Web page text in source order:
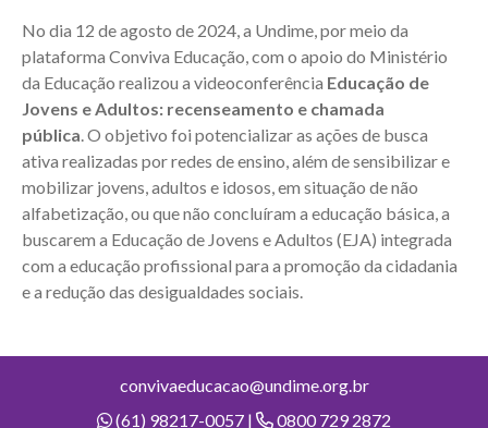
No dia 12 de agosto de 2024, a Undime, por meio da
plataforma Conviva Educação, com o apoio do Ministério
da Educação realizou a videoconferência Educação de
Jovens e Adultos: recenseamento e chamada
pública. O objetivo foi potencializar as ações de busca
ativa realizadas por redes de ensino, além de sensibilizar e
mobilizar jovens, adultos e idosos, em situação de não
alfabetização, ou que não concluíram a educação básica, a
buscarem a Educação de Jovens e Adultos (EJA) integrada
com a educação profissional para a promoção da cidadania
e a redução das desigualdades sociais.
convivaeducacao@undime.org.br
(61) 98217-0057 |
0800 729 2872